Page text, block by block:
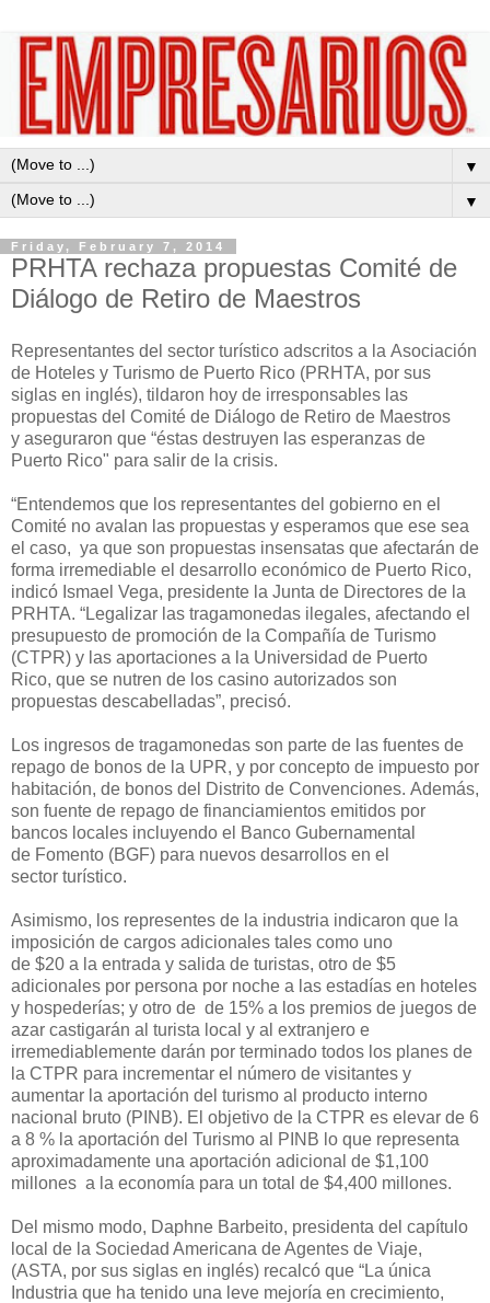
▼
▼
Friday, February 7, 2014
PRHTA rechaza propuestas Comité de
Diálogo de Retiro de Maestros
Representantes de l sector turístico adscritos a la Asociación
de Hotel es y Turismo de Puerto Rico (PRHTA, por sus
siglas en inglés), tildaron hoy de irresponsables las
propuestas del Comité de Diálogo de Retiro de Maestros
y aseguraron que “éstas destruyen las esperanzas de
Puerto Rico" para salir de la crisis.
“Entendemos que los representantes del gobierno en el
Comité no avalan las propuestas y esperamos que ese sea
el caso, ya que son propuestas insensatas que afectarán de
forma irremediable el desarrollo económico de Puerto Rico,
indicó Ismael Vega, presidente la Junta de Directores de la
PRHTA. “Legalizar las tragamonedas ilegales, afectando el
presupuesto de promoción de la Compañía de Turismo
(CTPR) y las aportaciones a la Universidad de Puerto
Rico, que se nutren de los casino autorizados son
propuestas descabelladas”, precisó.
Los ingresos de tragamonedas son parte de las fuentes de
repago de bonos de la UPR, y por concepto de impuesto por
habitación, de bonos del Distrito de Convenciones. Además,
son fuente de repago de financiamientos emitidos por
bancos locales incluyendo el Banco Gubernamental
de Fomento (BGF) para nuevos desarrollos en el
sector turístico.
Asimismo, los representes de la industria indicaron que la
imposición de cargos adicionales tales como uno
de $20 a la entrada y salida de turistas, otro de $5
adicionales por persona por noche a las estadías en hoteles
y hospederías; y otro de de 15% a los premios de juegos de
azar castigarán al turista local y al extranjero e
irremediablemente darán por terminado todos los planes de
la CTPR para incrementar el número de visitantes y
aumentar la aportación del turismo al producto interno
nacional bruto (PINB). El objetivo de la CTPR es elevar de 6
a 8 % la aportación del Turismo al PINB lo que representa
aproximadamente una aportación adicional de $1,100
millones a la economía para un total de $4,400 millones.
Del mismo modo, Daphne Barbeito, presidenta del capítulo
local de la Sociedad Americana de Agentes de Viaje,
(ASTA, por sus siglas en inglés) recalcó que “La única
Industria que ha tenido una leve mejoría en crecimiento,